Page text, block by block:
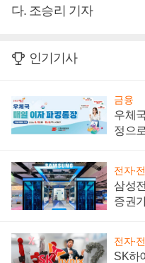
다. 조승리 기자
인기기사
금융
우체
정으
전자·
삼성
증권
전자·
SK하